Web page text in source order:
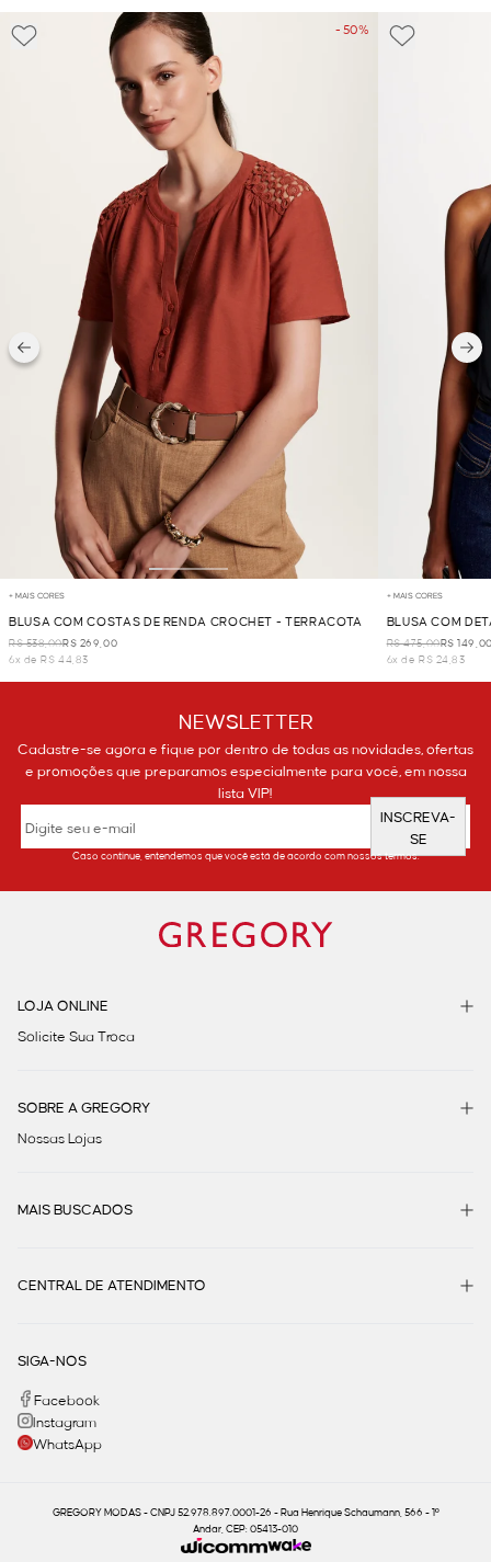
- 50%
+ MAIS CORES
BLUSA COM COSTAS DE RENDA CROCHET - TERRACOTA
R$ 538,00R$ 269,00
6x de R$ 44,83
+ MAIS CORES
BLUSA COM
R$ 475,00R$
6x de R$ 24,83
NEWSLETTER
Cadastre-se agora e fique por dentro de todas as novidades, ofertas
e promoções que preparamos especialmente para você, em nossa
lista VIP!
INSCREVA-
SE
Caso continue, entendemos que você está de acordo com nossos termos.
LOJA ONLINE
Solicite Sua Troca
SOBRE A GREGORY
Nossas Lojas
MAIS BUSCADOS
CENTRAL DE ATENDIMENTO
SIGA-NOS
Facebook
Instagram
WhatsApp
GREGORY MODAS - CNPJ 52.978.897.0001-26 - Rua Henrique Schaumann, 566 - 1º
Andar, CEP: 05413-010